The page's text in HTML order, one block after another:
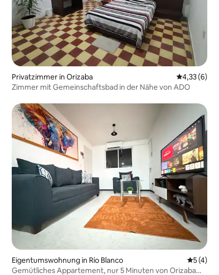
Privatzimmer in Orizaba
4,33 (6)
Zimmer mit Gemeinschaftsbad in der Nähe von ADO
Eigentumswohnung in Río Blanco
5 (4)
Gemütliches Appartement, nur 5 Minuten von Orizaba